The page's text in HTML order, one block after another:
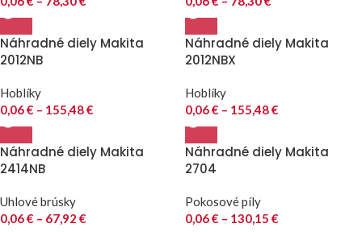
Náhradné diely Makita
2012NB
Hoblíky
0,06€ – 155,48€
Náhradné diely Makita
2012NBX
Hoblíky
0,06€ – 155,48€
Náhradné diely Makita
2414NB
Uhlové brúsky
0,06€ – 67,92 €
Náhradné diely Makita
2704
Pokosové píly
0,06€ – 130,15 €